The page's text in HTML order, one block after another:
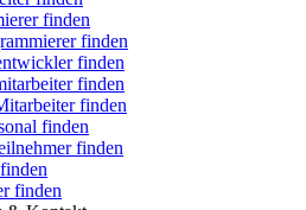
finden
finden
finden
finden
finden
finden
finden
finden